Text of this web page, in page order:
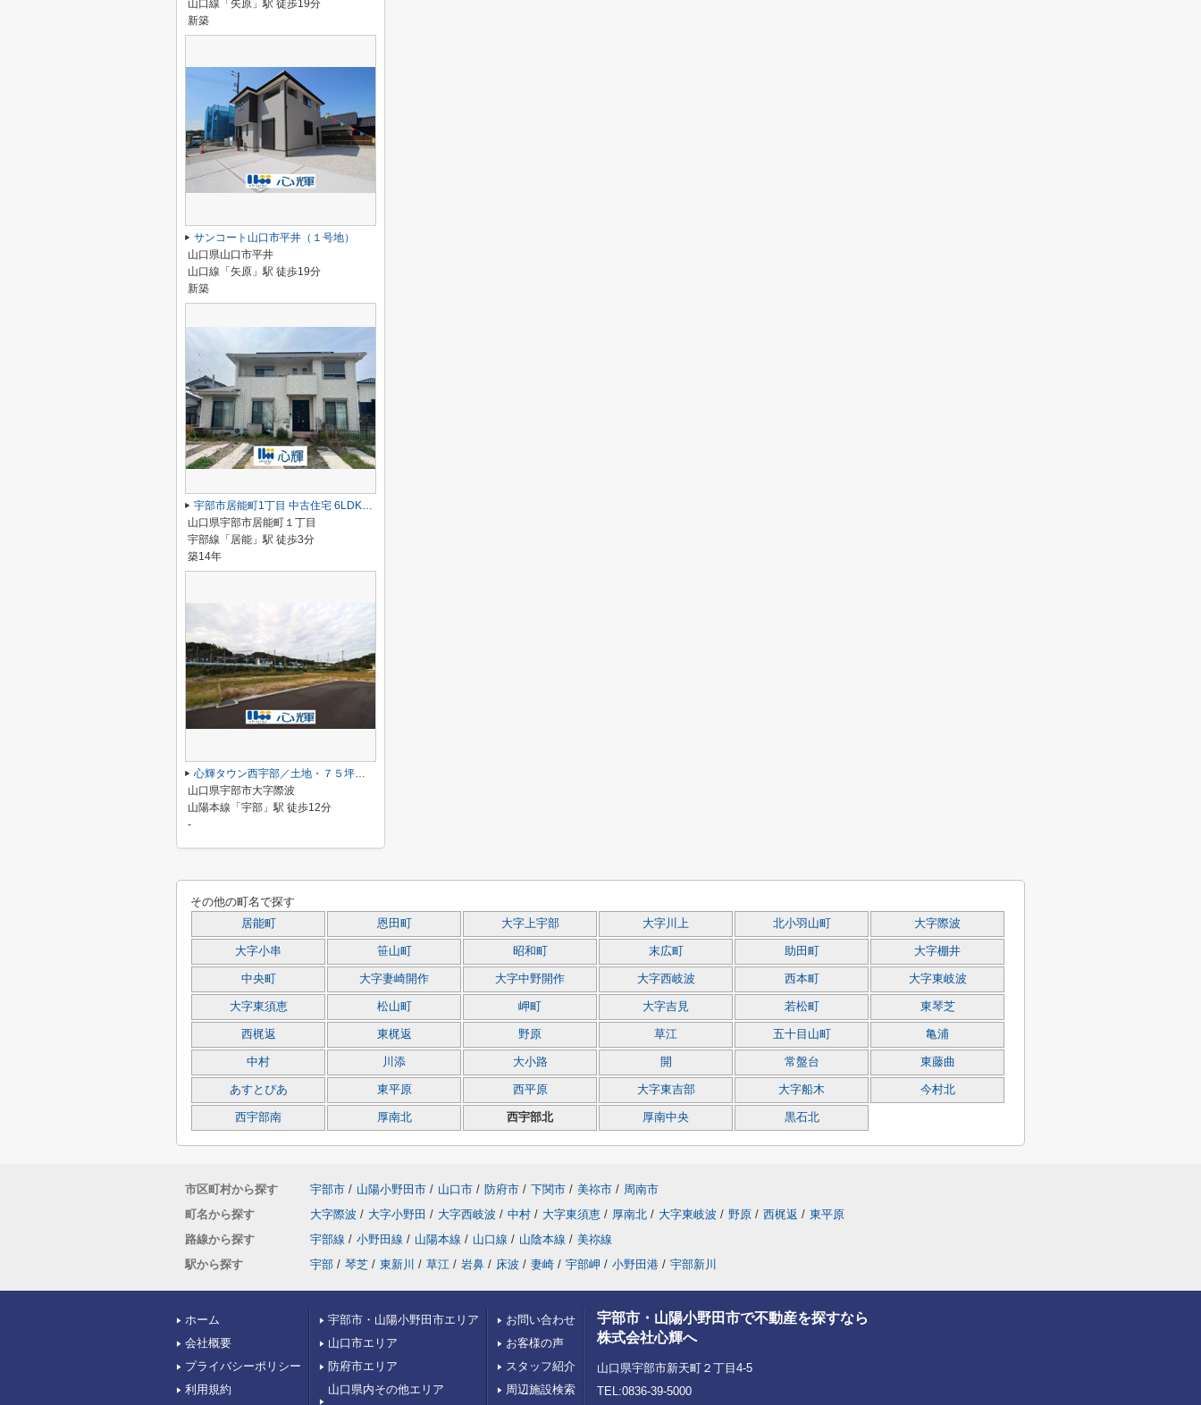
山口線「矢原」駅 徒歩19分
新築
サンコート山口市平井（１号地）
山口県山口市平井
山口線「矢原」駅 徒歩19分
新築
宇部市居能町1丁目 中古住宅 6LDK／2階建
山口県宇部市居能町１丁目
宇部線「居能」駅 徒歩3分
築14年
心輝タウン西宇部／土地・７５坪（９号地）
山口県宇部市大字際波
山陽本線「宇部」駅 徒歩12分
-
その他の町名で探す
居能町 恩田町 大字上宇部 大字川上 北小羽山町 大字際波
大字小串 笹山町 昭和町 末広町 助田町 大字棚井
中央町 大字妻崎開作 大字中野開作 大字西岐波 西本町 大字東岐波
大字東須恵 松山町 岬町 大字吉見 若松町 東琴芝
西梶返 東梶返 野原 草江 五十目山町 亀浦
中村 川添 大小路 開 常盤台 東藤曲
あすとぴあ 東平原 西平原 大字東吉部 大字船木 今村北
西宇部南 厚南北 西宇部北 厚南中央 黒石北
市区町村から探す 宇部市 / 山陽小野田市 / 山口市 / 防府市 / 下関市 / 美祢市 / 周南市
町名から探す
大字際波 / 大字小野田 / 大字西岐波 / 中村 / 大字東須恵 / 厚南北 / 大字東岐波 / 野原 / 西梶返 / 東平原
路線から探す
宇部線 / 小野田線 / 山陽本線 / 山口線 / 山陰本線 / 美祢線
駅から探す
宇部 / 琴芝 / 東新川 / 草江 / 岩鼻 / 床波 / 妻崎 / 宇部岬 / 小野田港 / 宇部新川
ホーム
会社概要
プライバシーポリシー
利用規約
宇部市・山陽小野田市エリア
山口市エリア
防府市エリア
山口県内その他エリア
お問い合わせ
お客様の声
スタッフ紹介
周辺施設検索
宇部市・山陽小野田市で不動産を探すなら
株式会社心輝へ
山口県宇部市新天町２丁目4-5
TEL:0836-39-5000